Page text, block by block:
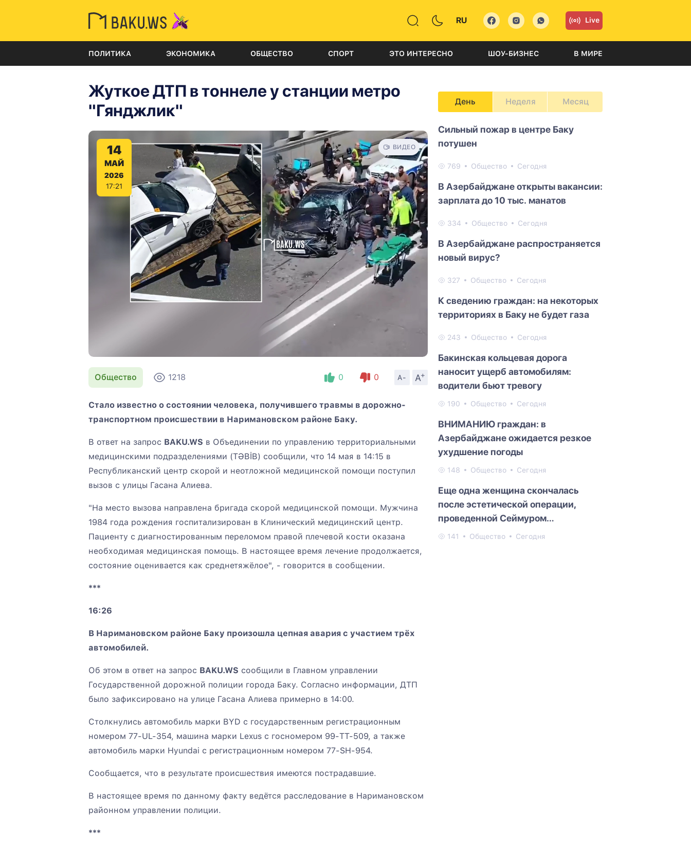
RU Live
ПОЛИТИКА ЭКОНОМИКА ОБЩЕСТВО СПОРТ ЭТО ИНТЕРЕСНО ШОУ-БИЗНЕС В МИРЕ
Жуткое ДТП в тоннеле у станции метро
"Гянджлик"
14
МАЙ
2026
17:21
ВИДЕО
Общество 1218 0 0 A- A
+
Стало известно о состоянии человека, получившего травмы в дорожно-
транспортном происшествии в Наримановском районе Баку.
В ответ на запрос BAKU.WS в Объединении по управлению территориальными
медицинскими подразделениями (TƏBİB) сообщили, что 14 мая в 14:15 в
Республиканский центр скорой и неотложной медицинской помощи поступил
вызов с улицы Гасана Алиева.
"На место вызова направлена бригада скорой медицинской помощи. Мужчина
1984 года рождения госпитализирован в Клинический медицинский центр.
Пациенту с диагностированным переломом правой плечевой кости оказана
необходимая медицинская помощь. В настоящее время лечение продолжается,
состояние оценивается как среднетяжёлое", - говорится в сообщении.
***
16:26
В Наримановском районе Баку произошла цепная авария с участием трёх
автомобилей.
Об этом в ответ на запрос BAKU.WS сообщили в Главном управлении
Государственной дорожной полиции города Баку. Согласно информации, ДТП
было зафиксировано на улице Гасана Алиева примерно в 14:00.
Столкнулись автомобиль марки BYD с государственным регистрационным
номером 77-UL-354, машина марки Lexus с госномером 99-TT-509, а также
автомобиль марки Hyundai с регистрационным номером 77-SH-954.
Сообщается, что в результате происшествия имеются пострадавшие.
В настоящее время по данному факту ведётся расследование в Наримановском
районном управлении полиции.
***
День Неделя Месяц
Сильный пожар в центре Баку
потушен
769 Общество Сегодня
В Азербайджане открыты вакансии:
зарплата до 10 тыс. манатов
334 Общество Сегодня
В Азербайджане распространяется
новый вирус?
327 Общество Сегодня
К сведению граждан: на некоторых
территориях в Баку не будет газа
243 Общество Сегодня
Бакинская кольцевая дорога
наносит ущерб автомобилям:
водители бьют тревогу
190 Общество Сегодня
ВНИМАНИЮ граждан: в
Азербайджане ожидается резкое
ухудшение погоды
148 Общество Сегодня
Еще одна женщина скончалась
после эстетической операции,
проведенной Сеймуром
Мамедовым
141 Общество Сегодня